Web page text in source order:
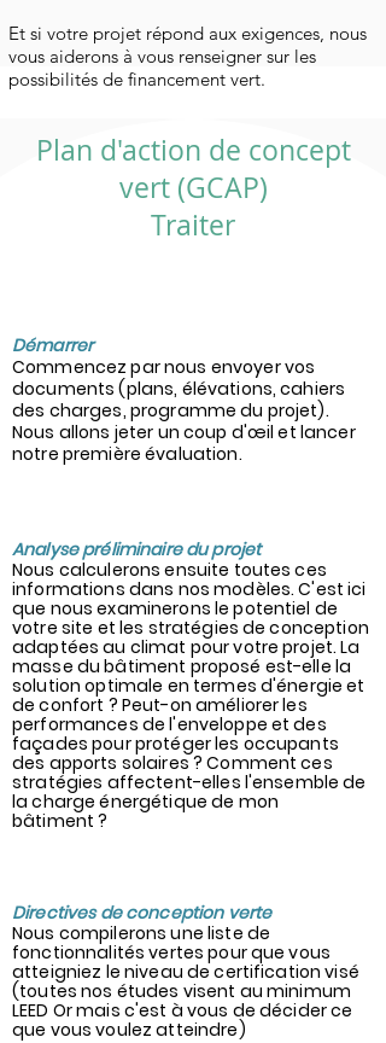
Et si votre projet répond aux exigences, nous
vous aiderons à vous renseigner sur les
possibilités de financement vert.
Plan d'action de concept
vert (GCAP)
Traiter
Démarrer
Commencez par nous envoyer vos
documents (plans, élévations, cahiers
des charges, programme du projet).
Nous allons jeter un coup d'œil et lancer
notre première évaluation.
Analyse préliminaire du projet
Nous calculerons ensuite toutes ces
informations dans nos modèles. C'est ici
que nous examinerons le potentiel de
votre site et les stratégies de conception
adaptées au climat pour votre projet. La
masse du bâtiment proposé est-elle la
solution optimale en termes d'énergie et
de confort ? Peut-on améliorer les
performances de l'enveloppe et des
façades pour protéger les occupants
des apports solaires ? Comment ces
stratégies affectent-elles l'ensemble de
la charge énergétique de mon
bâtiment ?
Directives de conception verte
Nous compilerons une liste de
fonctionnalités vertes pour que vous
atteigniez le niveau de certification visé
(toutes nos études visent au minimum
LEED Or mais c'est à vous de décider ce
que vous voulez atteindre)